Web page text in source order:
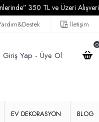
350 TL ve Üzeri
İletişim
Giriş Yap - Üye Ol
0
EV DEKORASYON BLOG